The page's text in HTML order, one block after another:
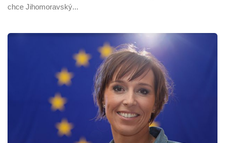
chce Jihomoravský...